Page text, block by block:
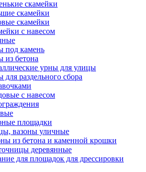
скамейки
скамейки
скамейки
с навесом
под камень
из бетона
урны для улицы
для раздельного сбора
с навесом
площадки
вазоны уличные
из бетона и каменной крошки
деревянные
для площадок для дрессировки